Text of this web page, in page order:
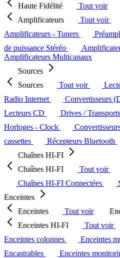
Haute Fidélité
Tout voir
Amplificateurs
Tout voir
Amplificateurs - Tuners
de puissance Stéréo
Amplificateurs Multicanaux
Sources
Sources
Tout voir
Radio Internet
Convertisseurs
Lecteurs CD
Drives /
Horloges - Clock
cassettes
Récepteurs Bluetooth
Chaînes HI-FI
Chaînes HI-FI
Tout voir
Chaînes HI-FI Connectées
Enceintes
Enceintes
Tout voir
Enceintes HI-FI
Tout voir
Enceintes colonnes
Enceintes
Encastrables
Enceintes